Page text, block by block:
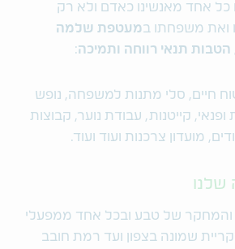
כל אחד מאנשינו כאדם ולא רק
ואת משפחתו במעטפת שלמה
הטבות תנאי רווחה ותמיכה:
חיים, סלי מתנות למשפחה, נופש
קייטנות, עבודת נוער, קבוצות
מועדון צרכנות ועוד ועוד.
שלנו
והמחקר של טבע ובכל אחד ממפעלי
שמונה בצפון ועד רמת חובב